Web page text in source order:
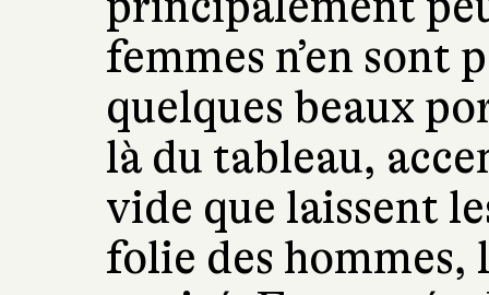
femmes n’en sont
quelques beaux
là du tableau,
vide que laissent
folie des